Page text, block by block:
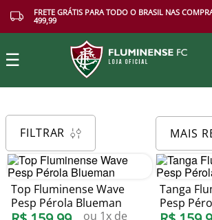
FRETE GRÁTIS PARA TODO O BRASIL NAS
499,99
☰
FILTRAR MAIS
Top Fluminense Wave
Pesp Pérola Blueman
ou 1x de
Tanga
Pesp